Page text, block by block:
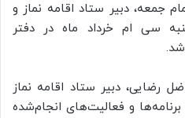
جمعه، دبیر ستاد اقامه نماز و
سی ام خرداد ماه در دفتر
شد.
رضایی، دبیر ستاد اقامه نماز
و فعالیت‌های انجام‌شده